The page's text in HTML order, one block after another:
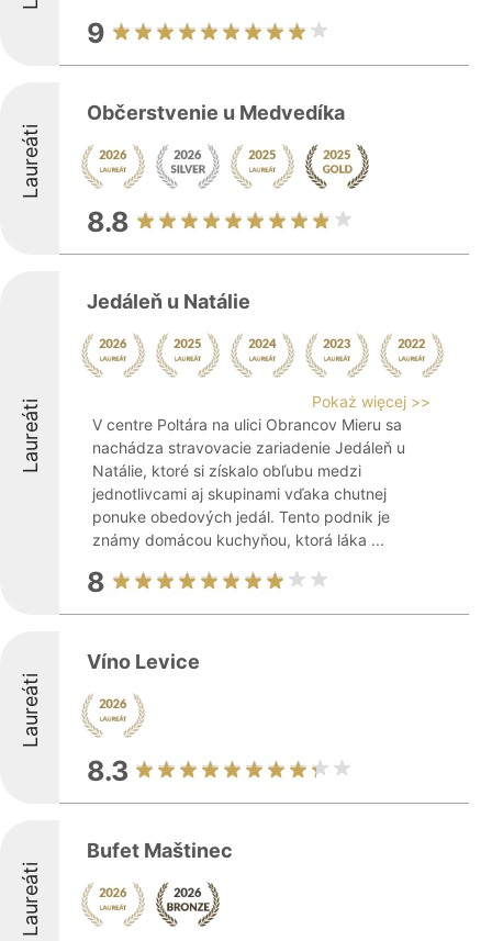
9
Laureáti
Občerstvenie u Medvedíka
8.8
Laureáti
Jedáleň u Natálie
Pokaż więcej >>
V centre Poltára na ulici Obrancov Mieru sa
nachádza stravovacie zariadenie Jedáleň u
Natálie, ktoré si získalo obľubu medzi
jednotlivcami aj skupinami vďaka chutnej
ponuke obedových jedál. Tento podnik je
známy domácou kuchyňou, ktorá láka ...
8
Laureáti
Víno Levice
8.3
Laureáti
Bufet Maštinec